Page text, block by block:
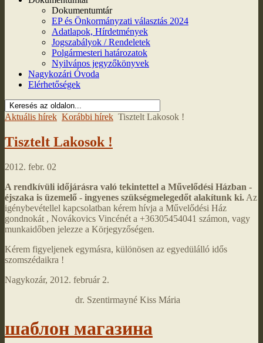
Dokumentumtár
EP és Önkormányzati választás 2024
Adatlapok, Hírdetmények
Jogszabályok / Rendeletek
Polgármesteri határozatok
Nyilvános jegyzőkönyvek
Nagykozári Óvoda
Elérhetőségek
Aktuális hírek Korábbi hírek Tisztelt Lakosok !
Tisztelt Lakosok !
2012. febr. 02
A rendkívüli időjárásra való tekintettel a Művelődési Házban -
éjszaka is üzemelő - ingyenes szükségmelegedőt alakítunk ki. Az
igénybevétellel kapcsolatban kérem hívja a Művelődési Ház
gondnokát , Novákovics Vincénét a +36305454041 számon, vagy
munkaidőben jelezze a Körjegyzőségen.
Kérem figyeljenek egymásra, különösen az egyedülálló idős
szomszédaikra !
Nagykozár, 2012. február 2.
dr. Szentirmayné Kiss Mária
шаблон магазина